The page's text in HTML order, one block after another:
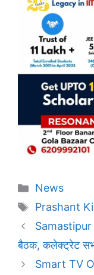
Categories
News
Tags
Prashant
Samastipur
बैठक, कलेक्ट्रेट
Smart TV